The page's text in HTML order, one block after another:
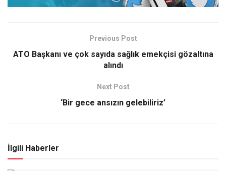
Previous Post
ATO Başkanı ve çok sayıda sağlık emekçisi gözaltına
alındı
Next Post
‘Bir gece ansızın gelebiliriz’
İlgili Haberler